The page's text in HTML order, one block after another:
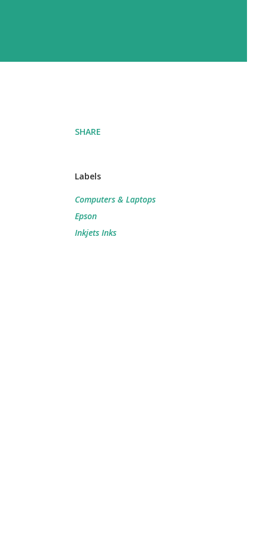
SHARE
Labels
Computers & Laptops
Epson
Inkjets Inks